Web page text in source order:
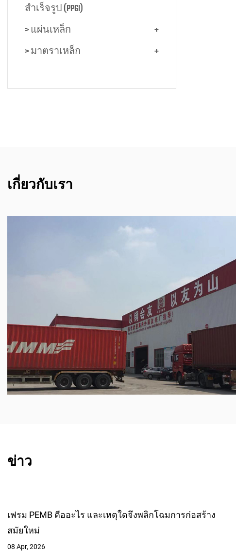
สำเร็จรูป (PPGI)
> แผ่นเหล็ก
+
> มาตราเหล็ก
+
เกี่ยวกับเรา
ข่าว
อาคารสำเร็จรูปสามารถแก้ปัญหาความท้าทายด้านคลัง
สินค้าควบคุมสภาพอากาศที่ยากที่สุดได้หรือไม่
01 Apr, 2026